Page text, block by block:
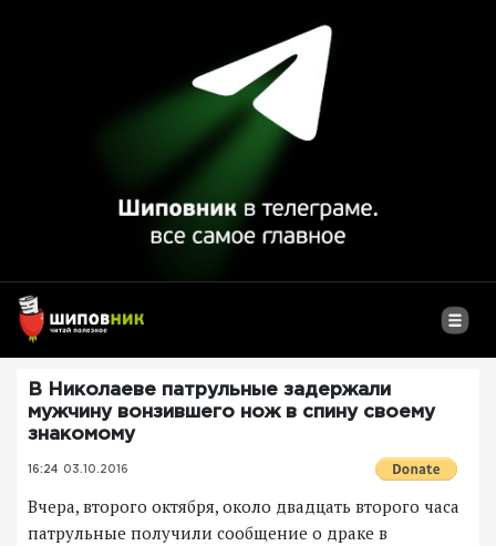
В Николаеве патрульные задержали
мужчину вонзившего нож в спину своему
знакомому
16:24 03.10.2016
Вчера, второго октября, около двадцать второго часа
патрульные получили сообщение о драке в